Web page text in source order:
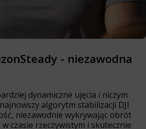
- niezawodna
dynamiczne ujęcia i niczym
algorytm stabilizacji DJI
niezawodnie wykrywając obrót
czasie rzeczywistym i skutecznie